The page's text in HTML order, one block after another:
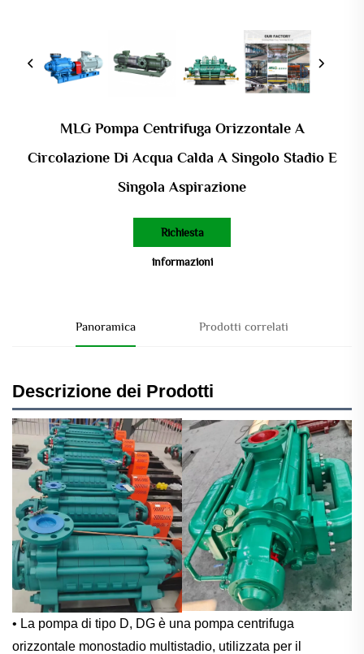
MLG Pompa Centrifuga Orizzontale A
Circolazione Di Acqua Calda A Singolo Stadio E
Singola Aspirazione
Richiesta
informazioni
Panoramica Prodotti correlati
Descrizione dei Prodotti
• La pompa di tipo D, DG è una pompa centrifuga
orizzontale monostadio multistadio, utilizzata per il